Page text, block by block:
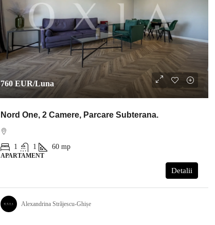
760 EUR/Luna
Nord One, 2 Camere, Parcare Subterana.
1 1 60 mp
APARTAMENT
Detalii
Alexandrina Străjescu-Ghișe